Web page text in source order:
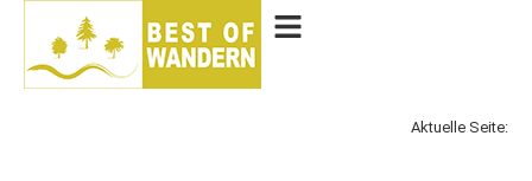
Aktuelle Seite: